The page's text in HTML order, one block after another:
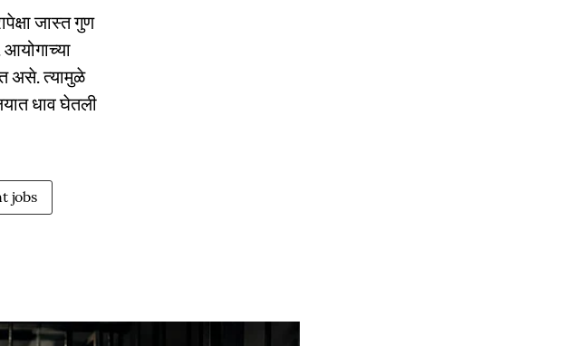
जास्त गुण
असे. त्यामुळे
धाव घेतली
jobs